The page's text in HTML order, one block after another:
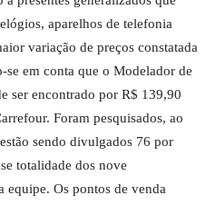
aparelhos de telefonia
variação de preços constatada
em conta que o Modelador de
ser encontrado por R$ 139,90
Foram pesquisados, ao
sendo divulgados 76 por
totalidade dos nove
equipe. Os pontos de venda